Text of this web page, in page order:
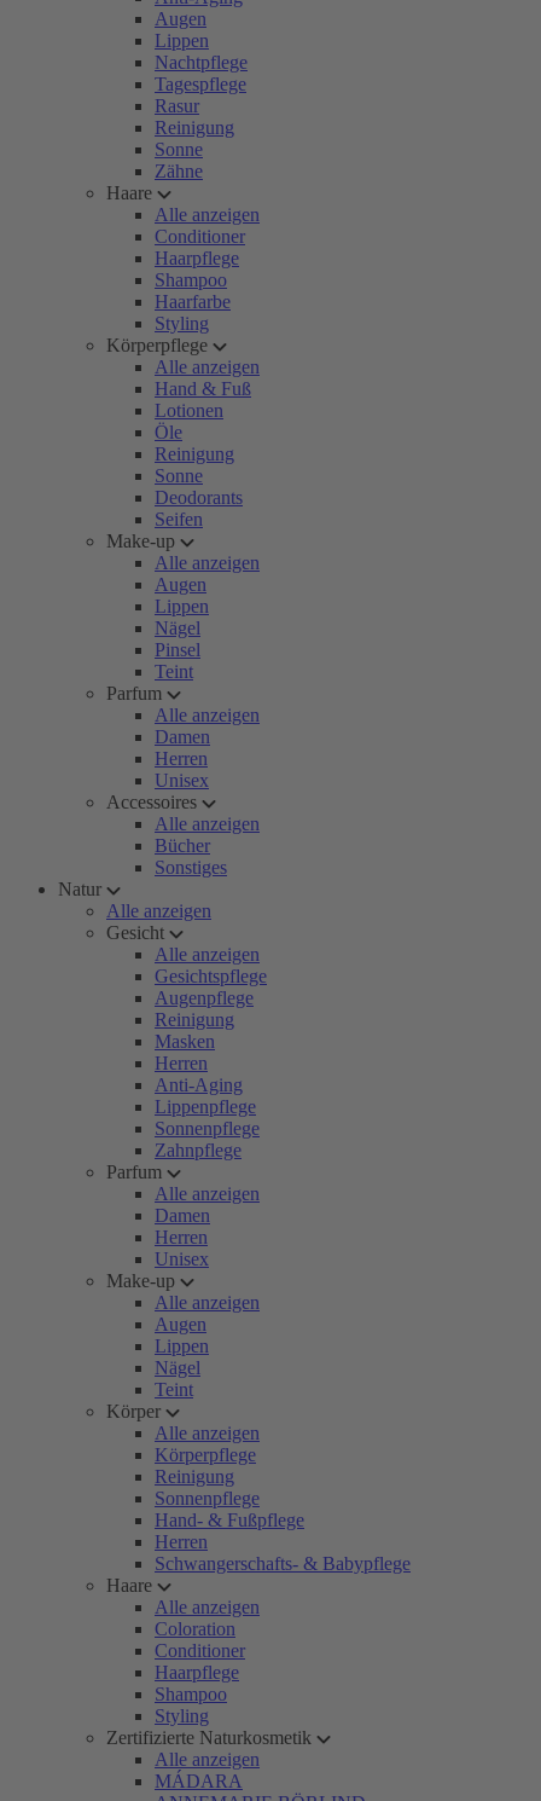
Augen
Lippen
Nachtpflege
Tagespflege
Rasur
Reinigung
Sonne
Zähne
Haare
Alle anzeigen
Conditioner
Haarpflege
Shampoo
Haarfarbe
Styling
Körperpflege
Alle anzeigen
Hand & Fuß
Lotionen
Öle
Reinigung
Sonne
Deodorants
Seifen
Make-up
Alle anzeigen
Augen
Lippen
Nägel
Pinsel
Teint
Parfum
Alle anzeigen
Damen
Herren
Unisex
Accessoires
Alle anzeigen
Bücher
Sonstiges
Natur
Alle anzeigen
Gesicht
Alle anzeigen
Gesichtspflege
Augenpflege
Reinigung
Masken
Herren
Anti-Aging
Lippenpflege
Sonnenpflege
Zahnpflege
Parfum
Alle anzeigen
Damen
Herren
Unisex
Make-up
Alle anzeigen
Augen
Lippen
Nägel
Teint
Körper
Alle anzeigen
Körperpflege
Reinigung
Sonnenpflege
Hand- & Fußpflege
Herren
Schwangerschafts- & Babypflege
Haare
Alle anzeigen
Coloration
Conditioner
Haarpflege
Shampoo
Styling
Zertifizierte Naturkosmetik
Alle anzeigen
MÁDARA